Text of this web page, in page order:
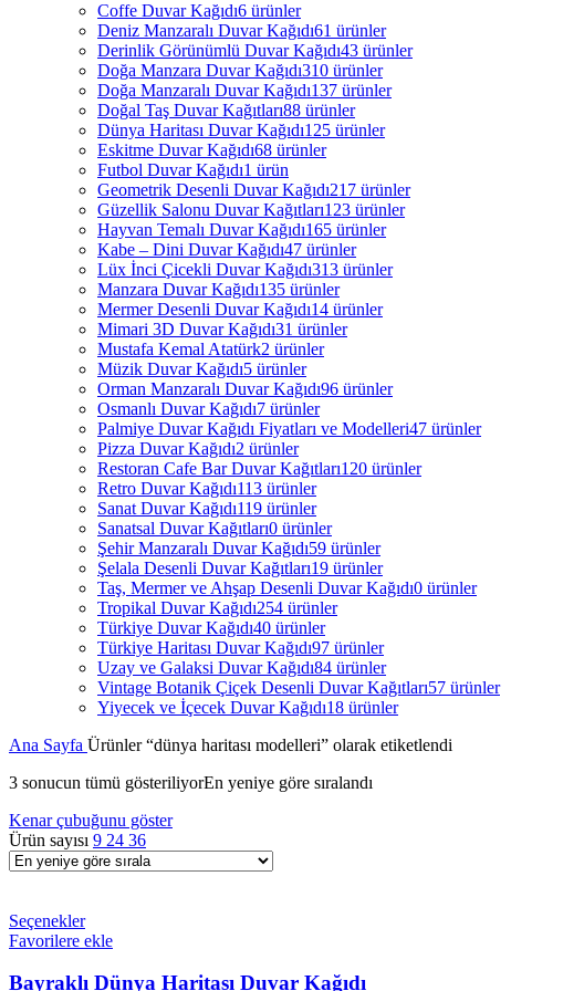
Coffe Duvar Kağıdı6 ürünler
Deniz Manzaralı Duvar Kağıdı61 ürünler
Derinlik Görünümlü Duvar Kağıdı43 ürünler
Doğa Manzara Duvar Kağıdı310 ürünler
Doğa Manzaralı Duvar Kağıdı137 ürünler
Doğal Taş Duvar Kağıtları88 ürünler
Dünya Haritası Duvar Kağıdı125 ürünler
Eskitme Duvar Kağıdı68 ürünler
Futbol Duvar Kağıdı1 ürün
Geometrik Desenli Duvar Kağıdı217 ürünler
Güzellik Salonu Duvar Kağıtları123 ürünler
Hayvan Temalı Duvar Kağıdı165 ürünler
Kabe – Dini Duvar Kağıdı47 ürünler
Lüx İnci Çicekli Duvar Kağıdı313 ürünler
Manzara Duvar Kağıdı135 ürünler
Mermer Desenli Duvar Kağıdı14 ürünler
Mimari 3D Duvar Kağıdı31 ürünler
Mustafa Kemal Atatürk2 ürünler
Müzik Duvar Kağıdı5 ürünler
Orman Manzaralı Duvar Kağıdı96 ürünler
Osmanlı Duvar Kağıdı7 ürünler
Palmiye Duvar Kağıdı Fiyatları ve Modelleri47 ürünler
Pizza Duvar Kağıdı2 ürünler
Restoran Cafe Bar Duvar Kağıtları120 ürünler
Retro Duvar Kağıdı113 ürünler
Sanat Duvar Kağıdı119 ürünler
Sanatsal Duvar Kağıtları0 ürünler
Şehir Manzaralı Duvar Kağıdı59 ürünler
Şelala Desenli Duvar Kağıtları19 ürünler
Taş, Mermer ve Ahşap Desenli Duvar Kağıdı0 ürünler
Tropikal Duvar Kağıdı254 ürünler
Türkiye Duvar Kağıdı40 ürünler
Türkiye Haritası Duvar Kağıdı97 ürünler
Uzay ve Galaksi Duvar Kağıdı84 ürünler
Vintage Botanik Çiçek Desenli Duvar Kağıtları57 ürünler
Yiyecek ve İçecek Duvar Kağıdı18 ürünler
Ana Sayfa Ürünler “dünya haritası modelleri” olarak etiketlendi
3 sonucun tümü gösteriliyorEn yeniye göre sıralandı
Kenar çubuğunu göster
Ürün sayısı 9 24 36
Seçenekler
Favorilere ekle
Bayraklı Dünya Haritası Duvar Kağıdı